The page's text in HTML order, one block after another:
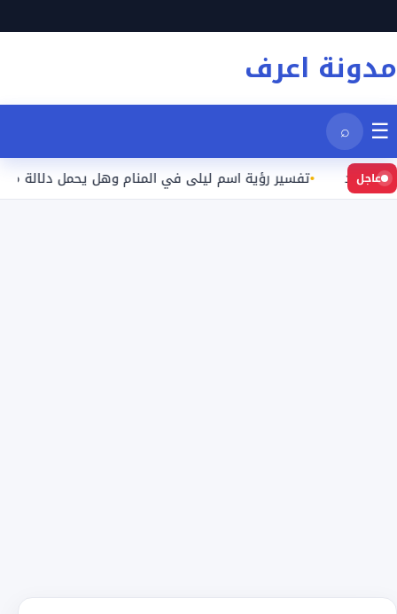
إلى
المحتوى
مدونة اعرف
☰
⌕
عاجل تفسير رؤية اسم ليلى في المنام وهل يحمل دلالة محددة؟